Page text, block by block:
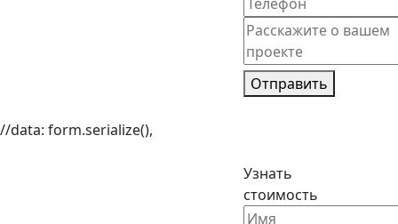
Отправить
//data: form.serialize(),
Узнать
стоимость